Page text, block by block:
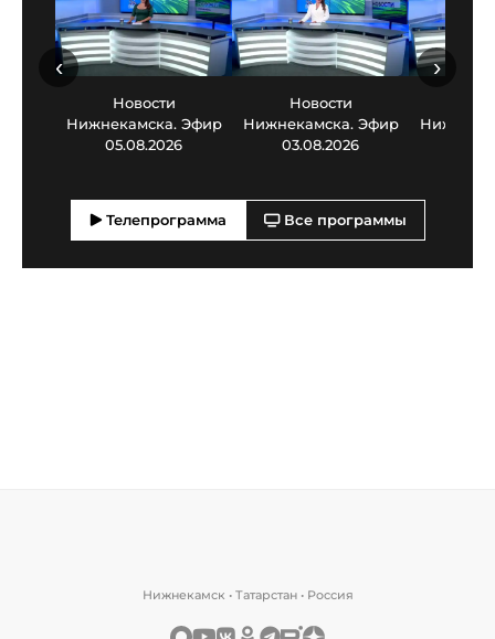
Новости
Нижнекамска. Эфир
05.08.2026
Новости
Нижнекамска. Эфир
03.08.2026
‹ ›
Телепрограмма Все программы
Нижнекамск • Татарстан • Россия